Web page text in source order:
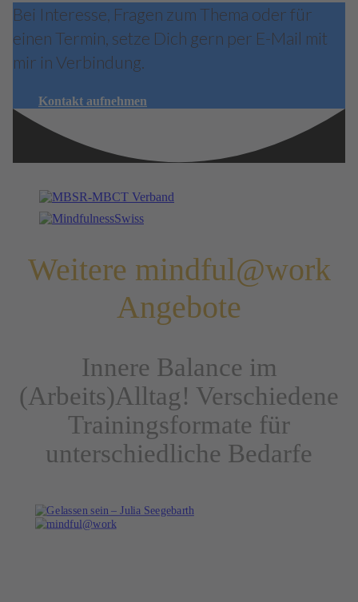
Bei Interesse, Fragen zum Thema oder für
einen Termin, setze Dich gern per E-Mail mit
mir in Verbindung.
Kontakt aufnehmen
Weitere mindful@work
Angebote
Innere Balance im
(Arbeits)Alltag! Verschiedene
Trainingsformate für
unterschiedliche Bedarfe